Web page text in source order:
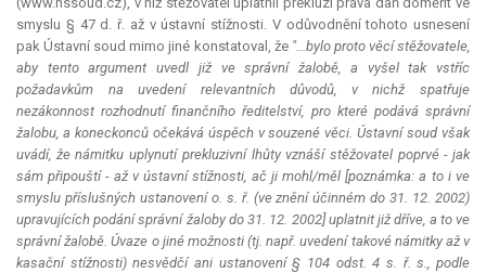
smyslu § 47 d. ř. až v ústavní stížnosti. V odůvodnění tohoto usnesení
pak Ústavní soud mimo jiné konstatoval, že "...bylo proto věcí stěžovatele,
aby tento argument uvedl již ve správní žalobě, a vyšel tak vstříc
požadavkům na uvedení relevantních důvodů, v nichž spatřuje
nezákonnost rozhodnutí finančního ředitelství, pro které podává správní
žalobu, a koneckonců očekává úspěch v souzené věci. Ústavní soud však
uvádí, že námitku uplynutí prekluzivní lhůty vznáší stěžovatel poprvé - jak
sám připouští - až v ústavní stížnosti, ač ji mohl/měl [poznámka: a to i ve
smyslu příslušných ustanovení o. s. ř. (ve znění účinném do 31. 12. 2002)
upravujících podání správní žaloby do 31. 12. 2002] uplatnit již dříve, a to ve
správní žalobě. Úvaze o jiné možnosti (tj. např. uvedení takové námitky až v
kasační stížnosti) nesvědčí ani ustanovení § 104 odst. 4 s. ř. s., podle